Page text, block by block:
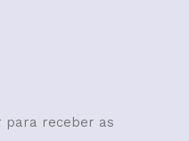
para receber as